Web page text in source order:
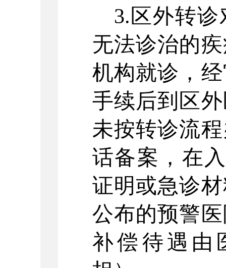
3.区外转
无法诊治的
机构就诊，
手续后到区
未按转诊流
话备案，在
证明或急诊
公布的预警
补偿待遇由